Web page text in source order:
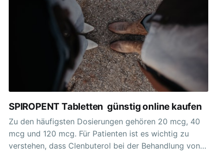
SPIROPENT Tabletten ️ günstig online kaufen
Zu den häufigsten Dosierungen gehören 20 mcg, 40
mcg und 120 mcg. Für Patienten ist es wichtig zu
verstehen, dass Clenbuterol bei der Behandlung von